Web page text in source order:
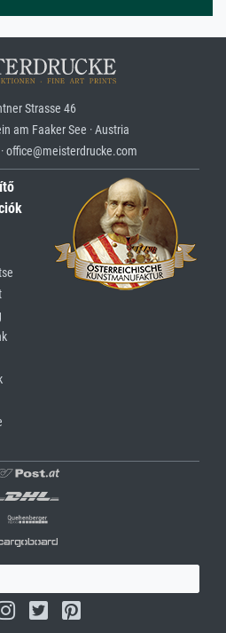
Strasse 46
am Faaker See · Austria
office@meisterdrucke.com